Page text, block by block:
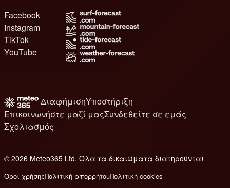
Facebook
Instagram
TikTok
YouTube
ΔιαφήμισηΥποστήριξη
Επικοινωνήστε μαζί μαςΣυνδεθείτε σε εμάς
Σχολιασμός
© 2026 Meteo365 Ltd. Όλα τα δικαιώματα διατηρούνται
Όροι χρήσηςΠολιτική απορρήτουΠολιτική cookies